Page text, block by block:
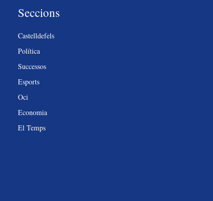
Seccions
Castelldefels
Política
Successos
Esports
Oci
Economia
El Temps